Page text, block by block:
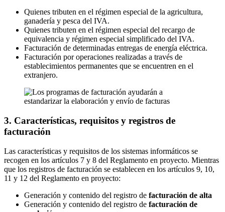
Quienes tributen en el régimen especial de la agricultura,
ganadería y pesca del IVA.
Quienes tributen en el régimen especial del recargo de
equivalencia y régimen especial simplificado del IVA.
Facturación de determinadas entregas de energía eléctrica.
Facturación por operaciones realizadas a través de
establecimientos permanentes que se encuentren en el
extranjero.
3. Características, requisitos y registros de
facturación
Las características y requisitos de los sistemas informáticos se
recogen en los artículos 7 y 8 del Reglamento en proyecto. Mientras
que los registros de facturación se establecen en los artículos 9, 10,
11 y 12 del Reglamento en proyecto:
Generación y contenido del registro de facturación de alta
Generación y contenido del registro de facturación de